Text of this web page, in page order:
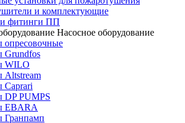
и комплектующие
фитинги ПП
Насосное оборудование
опресовочные
Grundfos
WILO
Altstream
Caprari
DP PUMPS
EBARA
Гранпамп